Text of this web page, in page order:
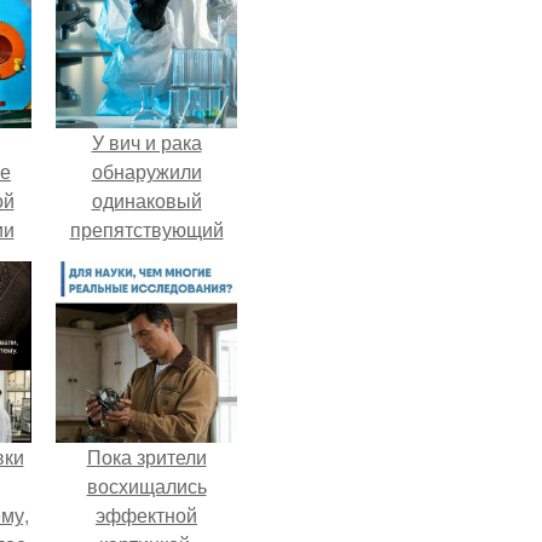
У вич и рака
обнаружили
одинаковый
препятствующий
лечению механизм.
Пока зрители
восхищались
эффектной